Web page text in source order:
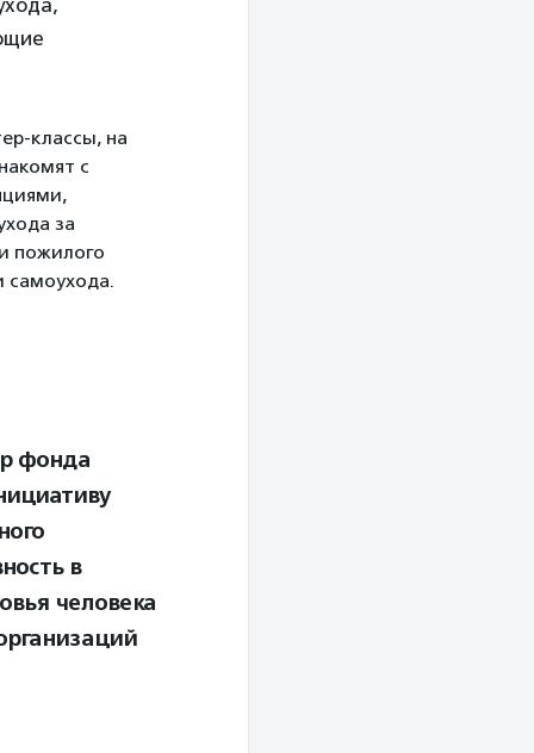
классы, на
с
за
пожилого
самоухода.
фонда
в
человека